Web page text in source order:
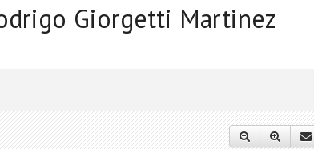
Giorgetti Martinez